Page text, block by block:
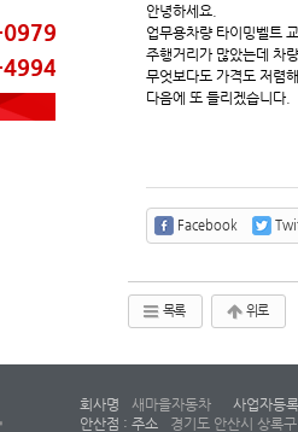
안녕하세요.
업무용차량 타이밍벨트
주행거리가 많았는데 차
무엇보다도 가격도 저렴
다음에 또 들리겠습니다.
Facebook
목록 위로
회사명 새마을자동차 사업자등
안산점 : 주소
경기도 안산시 상록